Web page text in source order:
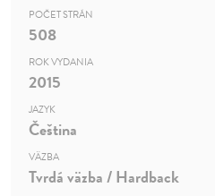
POČET STRÁN
508
ROK VYDANIA
2015
JAZYK
Čeština
VÄZBA
Tvrdá väzba / Hardback